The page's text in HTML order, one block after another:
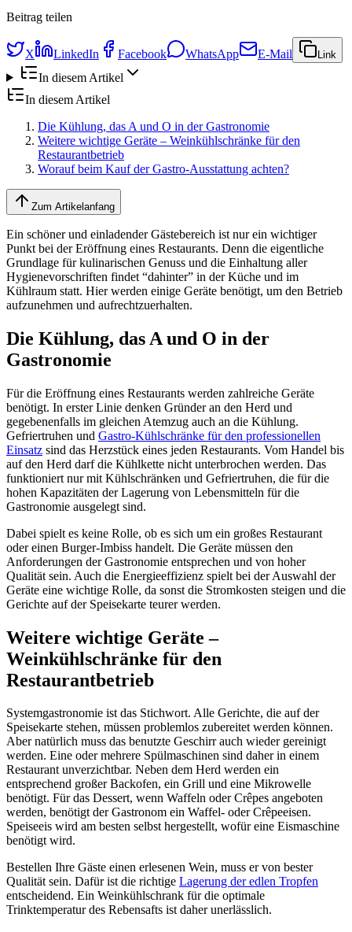
Beitrag teilen
X LinkedIn Facebook WhatsApp E-Mail Link
In diesem Artikel
In diesem Artikel
Die Kühlung, das A und O in der Gastronomie
Weitere wichtige Geräte – Weinkühlschränke für den
Restaurantbetrieb
Worauf beim Kauf der Gastro-Ausstattung achten?
Zum Artikelanfang
Ein schöner und einladender Gästebereich ist nur ein wichtiger
Punkt bei der Eröffnung eines Restaurants. Denn die eigentliche
Grundlage für kulinarischen Genuss und die Einhaltung aller
Hygienevorschriften findet “dahinter” in der Küche und im
Kühlraum statt. Hier werden einige Geräte benötigt, um den Betrieb
aufzunehmen und aufrechtzuerhalten.
Die Kühlung, das A und O in der
Gastronomie
Für die Eröffnung eines Restaurants werden zahlreiche Geräte
benötigt. In erster Linie denken Gründer an den Herd und
gegebenenfalls im gleichen Atemzug auch an die Kühlung.
Gefriertruhen und Gastro-Kühlschränke für den professionellen
Einsatz sind das Herzstück eines jeden Restaurants. Vom Handel bis
auf den Herd darf die Kühlkette nicht unterbrochen werden. Das
funktioniert nur mit Kühlschränken und Gefriertruhen, die für die
hohen Kapazitäten der Lagerung von Lebensmitteln für die
Gastronomie ausgelegt sind.
Dabei spielt es keine Rolle, ob es sich um ein großes Restaurant
oder einen Burger-Imbiss handelt. Die Geräte müssen den
Anforderungen der Gastronomie entsprechen und von hoher
Qualität sein. Auch die Energieeffizienz spielt bei der Auswahl der
Geräte eine wichtige Rolle, da sonst die Stromkosten steigen und die
Gerichte auf der Speisekarte teurer werden.
Weitere wichtige Geräte –
Weinkühlschränke für den
Restaurantbetrieb
Systemgastronomie ist das Stichwort. Alle Gerichte, die auf der
Speisekarte stehen, müssen problemlos zubereitet werden können.
Aber natürlich muss das benutzte Geschirr auch wieder gereinigt
werden. Eine oder mehrere Spülmaschinen sind daher in einem
Restaurant unverzichtbar. Neben dem Herd werden ein
entsprechend großer Backofen, ein Grill und eine Mikrowelle
benötigt. Für das Dessert, wenn Waffeln oder Crêpes angeboten
werden, benötigt der Gastronom ein Waffel- oder Crêpeeisen.
Speiseeis wird am besten selbst hergestellt, wofür eine Eismaschine
benötigt wird.
Bestellen Ihre Gäste einen erlesenen Wein, muss er von bester
Qualität sein. Dafür ist die richtige Lagerung der edlen Tropfen
entscheidend. Ein Weinkühlschrank für die optimale
Trinktemperatur des Rebensafts ist daher unerlässlich.